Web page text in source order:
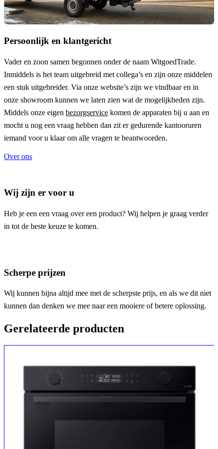
Persoonlijk en klantgericht
Vader en zoon samen begonnen onder de naam WitgoedTrade.
Inmiddels is het team uitgebreid met collega’s en zijn onze middelen
een stuk uitgebreider. Via onze website’s zijn we vindbaar en in
onze showroom kunnen we laten zien wat de mogelijkheden zijn.
Middels onze eigen bezorgservice komen de apparaten bij u aan en
mocht u nog een vraag hebben dan zit er gedurende kantooruren
iemand voor u klaar om alle vragen te beantwoorden.
Over ons
Wij zijn er voor u
Heb je een een vraag over een product? Wij helpen je graag verder
in tot de beste keuze te komen.
Scherpe prijzen
Wij kunnen bijna altijd mee met de scherpste prijs, en als we dit niet
kunnen dan denken we mee naar een mooiere of betere oplossing.
Gerelateerde producten